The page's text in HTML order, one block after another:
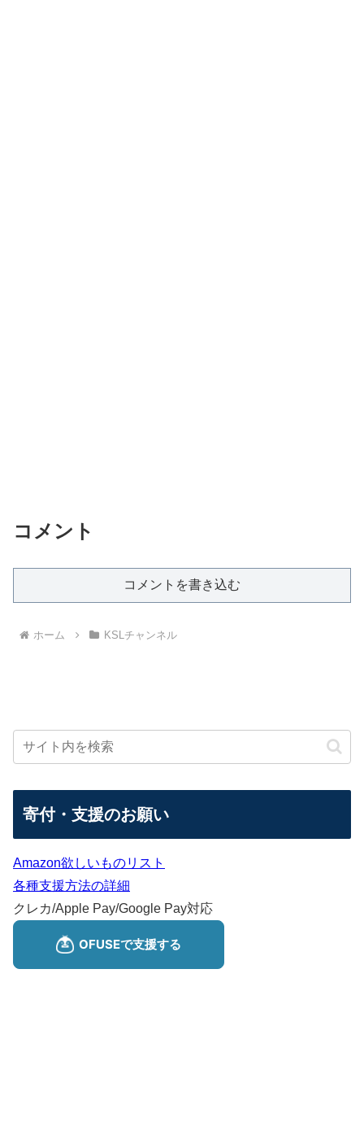
コメント
コメントを書き込む
ホーム KSLチャンネル
寄付・支援のお願い
Amazon欲しいものリスト
各種支援方法の詳細
クレカ/Apple Pay/Google Pay対応